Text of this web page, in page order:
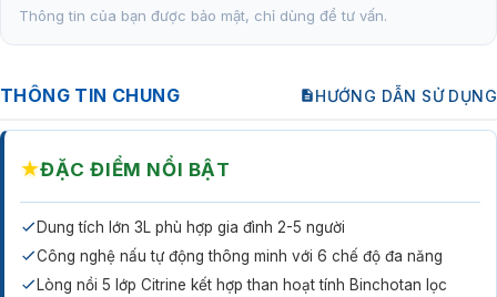
Thông tin của bạn được bảo mật, chỉ dùng để tư vấn.
THÔNG TIN CHUNG HƯỚNG DẪN SỬ DỤNG
★ĐẶC ĐIỂM NỔI BẬT
Dung tích lớn 3L phù hợp gia đình 2-5 người
Công nghệ nấu tự động thông minh với 6 chế độ đa năng
Lòng nồi 5 lớp Citrine kết hợp than hoạt tính Binchotan lọc